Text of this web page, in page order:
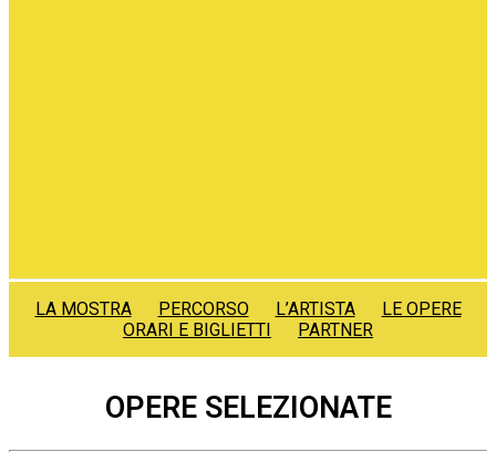
LA MOSTRA PERCORSO L’ARTISTA
LE OPERE
ORARI E BIGLIETTI
PARTNER
OPERE SELEZIONATE